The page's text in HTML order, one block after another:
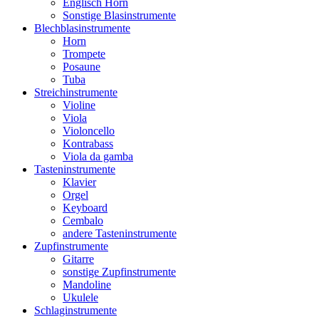
Englisch Horn
Sonstige Blasinstrumente
Blechblasinstrumente
Horn
Trompete
Posaune
Tuba
Streichinstrumente
Violine
Viola
Violoncello
Kontrabass
Viola da gamba
Tasteninstrumente
Klavier
Orgel
Keyboard
Cembalo
andere Tasteninstrumente
Zupfinstrumente
Gitarre
sonstige Zupfinstrumente
Mandoline
Ukulele
Schlaginstrumente